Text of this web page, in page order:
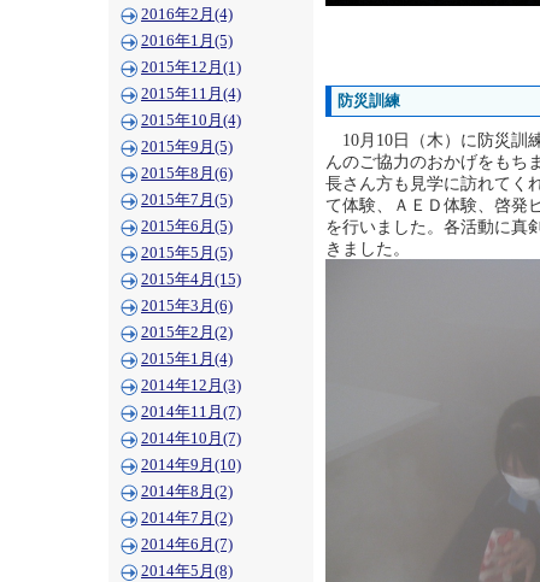
2016年2月(4)
2016年1月(5)
2015年12月(1)
2015年11月(4)
2015年10月(4)
2015年9月(5)
2015年8月(6)
2015年7月(5)
2015年6月(5)
2015年5月(5)
2015年4月(15)
2015年3月(6)
2015年2月(2)
2015年1月(4)
2014年12月(3)
2014年11月(7)
2014年10月(7)
2014年9月(10)
2014年8月(2)
2014年7月(2)
2014年6月(7)
2014年5月(8)
防災訓練
10月10日（木）に防災訓
んのご協力のおかげをもち
長さん方も見学に訪れてく
て体験、ＡＥＤ体験、啓発
を行いました。各活動に真
きました。